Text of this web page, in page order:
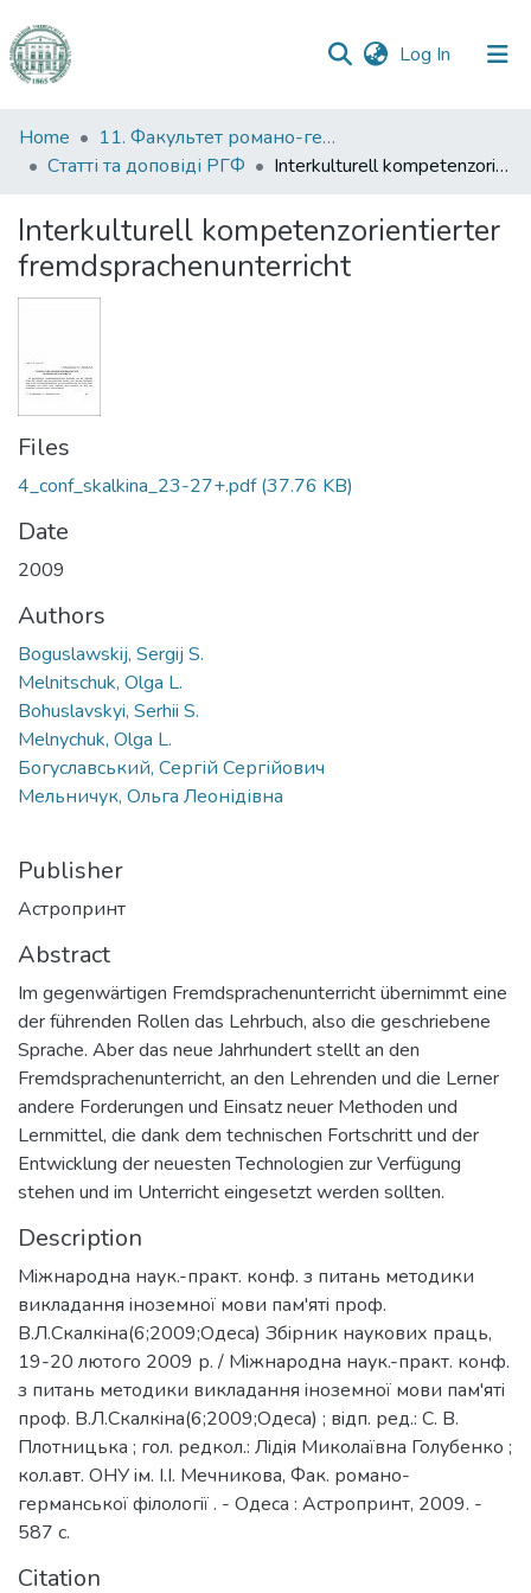
Log In (current)
Communities
&
All of DSpace
Statistics
Home
11. Факультет романо-германської філології
Статті та доповіді РГФ
Interkulturell kompetenzorientierter fremdsprachenunterricht
Interkulturell kompetenzorientierter
fremdsprachenunterricht
Files
4_conf_skalkina_23-27+.pdf(37.76 KB)
Date
2009
Authors
Boguslawskij, Sergij S.
Melnitschuk, Olga L.
Bohuslavskyi, Serhii S.
Melnychuk, Olga L.
Богуславський, Сергій Сергійович
Мельничук, Ольга Леонідівна
Publisher
Астропринт
Abstract
Im gegenwärtigen Fremdsprachenunterricht übernimmt eine
der führenden Rollen das Lehrbuch, also die geschriebene
Sprache. Aber das neue Jahrhundert stellt an den
Fremdsprachenunterricht, an den Lehrenden und die Lerner
andere Forderungen und Einsatz neuer Methoden und
Lernmittel, die dank dem technischen Fortschritt und der
Entwicklung der neuesten Technologien zur Verfügung
stehen und im Unterricht eingesetzt werden sollten.
Description
Мiжнародна наук.-практ. конф. з питань методики
викладання iноземної мови пам'ятi проф.
В.Л.Скалкiна(6;2009;Одеса) Збiрник наукових праць,
19-20 лютого 2009 р. / Мiжнародна наук.-практ. конф.
з питань методики викладання iноземної мови пам'ятi
проф. В.Л.Скалкiна(6;2009;Одеса) ; вiдп. ред.: С. В.
Плотницька ; гол. редкол.: Лiдiя Миколаївна Голубенко ;
кол.авт. ОНУ iм. I.I. Мечникова, Фак. романо-
германської фiлологiї . - Одеса : Астропринт, 2009. -
587 с.
Citation